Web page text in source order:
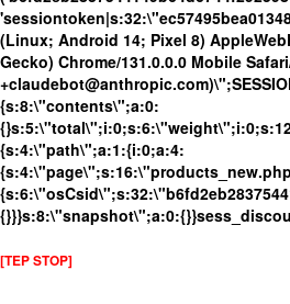
(Linux; Android 14; Pixel 8)
Gecko) Chrome/131.0.0.0 Mobile
{s:8:\"contents\";a:0:
{s:4:\"path\";a:1:{i:0;a:4:
[TEP STOP]